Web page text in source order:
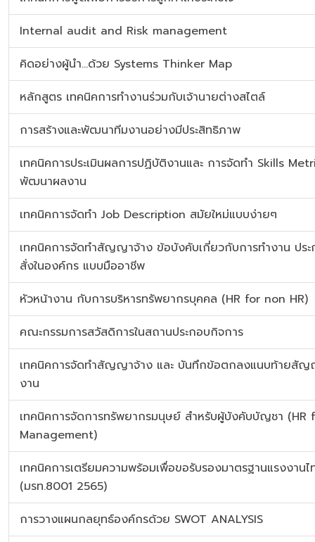
Internal audit and Risk management
คิดอย่างผู้นำ...ด้วย Systems Thinker Map
หลักสูตร เทคนิคการทำงานร่วมกับเจ้านายต่างสไตล์
การสร้างและพัฒนาทีมงานอย่างมีประสิทธิภาพ
เทคนิคการประเมินผลการปฏิบัติงานและ การจัดทำ Skills
พัฒนาผลงาน
เทคนิคการจัดทำ Job Description สมัยใหม่แบบง่ายๆ
เทคนิคการจัดทำสัญญาจ้าง ข้อบังคับเกี่ยวกับการทำงาน ประ
สั่งในองค์กร แบบมืออาชีพ
หัวหน้างาน กับการบริหารทรัพยากรบุคคล (HR for non HR)
คณะกรรมการสวัสดิการในสถานประกอบกิจการ
เทคนิคการจัดทำสัญญาจ้าง และ บันทึกข้อตกลงแนบท้ายสัญ
งาน
เทคนิคการจัดการทรัพยากรมนุษย์ สำหรับผู้บังคับบัญชา (HR
Management)
เทคนิคการเตรียมความพร้อมเพื่อขอรับรองมาตรฐานแรงงานไ
(มรท.8001 2565)
การวางแผนกลยุทธ์องค์กรด้วย SWOT ANALYSIS